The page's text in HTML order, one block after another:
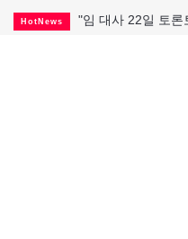
HotNews "임 대사 22일 토론